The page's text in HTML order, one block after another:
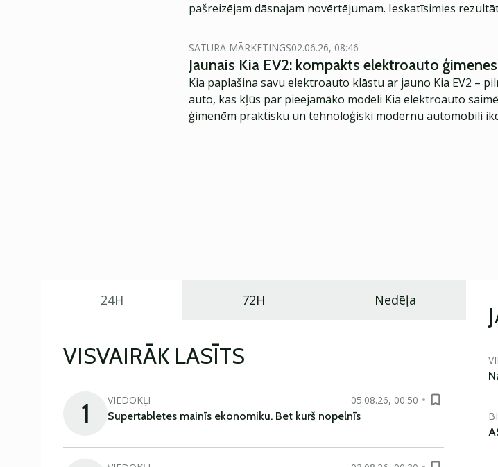
pašreizējam dāsnajam novērtējumam. Ieskatīsimies
SATURA MĀRKETINGS02.06.26, 08:46
Jaunais Kia EV2: kompakts elektroauto
Kia paplašina savu elektroauto klāstu ar jauno Kia EV2 –
auto, kas kļūs par pieejamāko modeli Kia elektroauto
ģimenēm praktisku un tehnoloģiski modernu automobili
24H 72H Nedēļa
VISVAIRĀK LASĪTS
1 VIEDOKĻI
05.08.26, 00:50
Supertabletes mainīs ekonomiku. Bet kurš nopelnīs